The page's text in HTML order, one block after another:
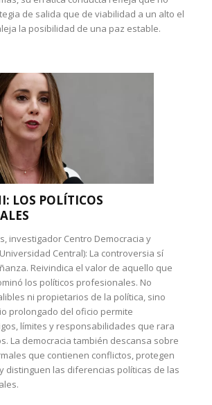
de salida que de viabilidad a un alto el
la posibilidad de una paz estable.
LOS POLÍTICOS
investigador Centro Democracia y
Central): La controversia sí
Reivindica el valor de aquello que
los políticos profesionales. No
ni propietarios de la política, sino
prolongado del oficio permite
límites y responsabilidades que rara
La democracia también descansa sobre
que contienen conflictos, protegen
distinguen las diferencias políticas de las